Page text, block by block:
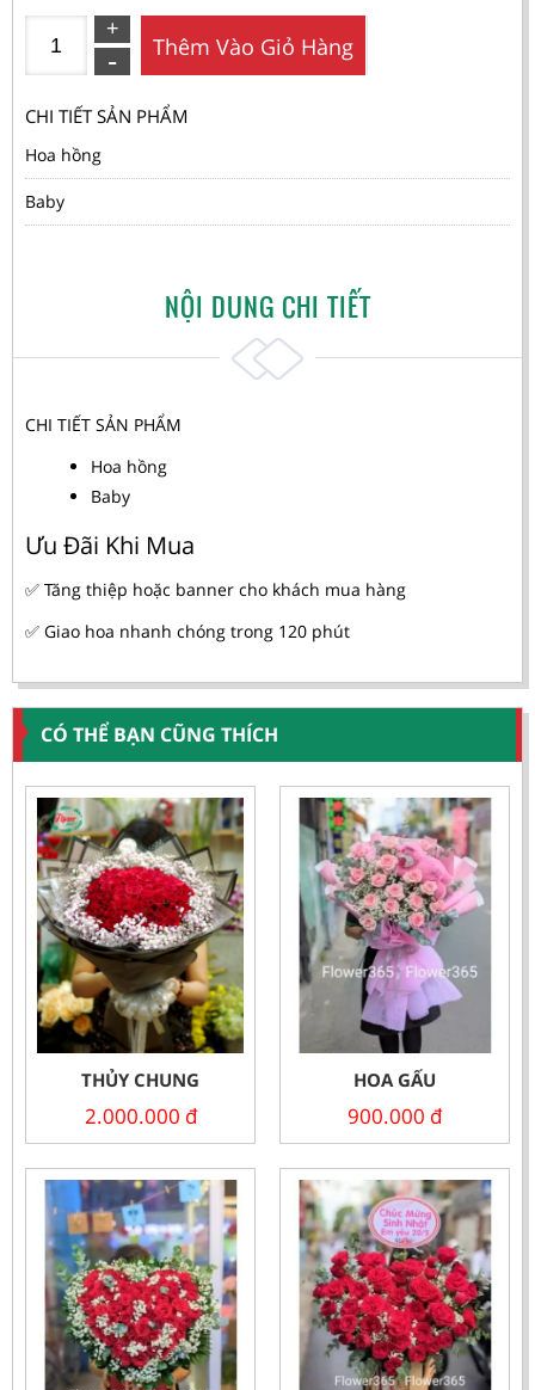
Thêm Vào Giỏ Hàng
CHI TIẾT SẢN PHẨM
Hoa hồng
Baby
NỘI DUNG CHI TIẾT
CHI TIẾT SẢN PHẨM
Hoa hồng
Baby
Ưu Đãi Khi Mua
✅ Tăng thiệp hoặc banner cho khách mua hàng
✅ Giao hoa nhanh chóng trong 120 phút
CÓ THỂ BẠN CŨNG THÍCH
THỦY CHUNG
2.000.000 đ
HOA GẤU
900.000 đ